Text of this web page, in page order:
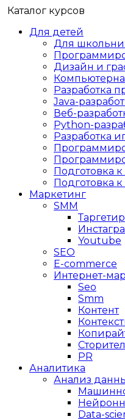
Каталог курсов
Для детей
Для
Дизайн и
Разработка
Java-
Веб-
Python-
Разработка
Подготовка
Подготовка к
Маркетинг
SMM
Youtube
SEO
E-сommerce
Интернет-
Seo
Smm
Контент
PR
Аналитика
Анализ
Data-